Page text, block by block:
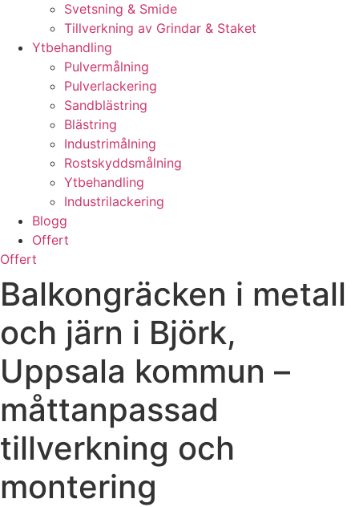
Svetsning & Smide
Tillverkning av Grindar & Staket
Ytbehandling
Pulvermålning
Pulverlackering
Sandblästring
Blästring
Industrimålning
Rostskyddsmålning
Ytbehandling
Industrilackering
Blogg
Offert
Offert
Balkongräcken i metall
och järn i Björk,
Uppsala kommun –
måttanpassad
tillverkning och
montering